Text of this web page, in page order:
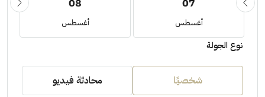
أغسطس أغسطس
نوع الجولة
شخصيًا محادثة فيديو